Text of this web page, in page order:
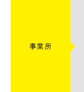
事業所